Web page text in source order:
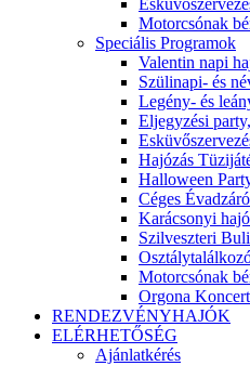
Motorcsónak
Speciális Programok
Valentin napi
Szülinapi- és
Legény- és
Eljegyzési
Hajózás
Halloween
Céges
Karácsonyi
Szilveszteri
Motorcsónak
Orgona
RENDEZVÉNYHAJÓK
ELÉRHETŐSÉG
Ajánlatkérés